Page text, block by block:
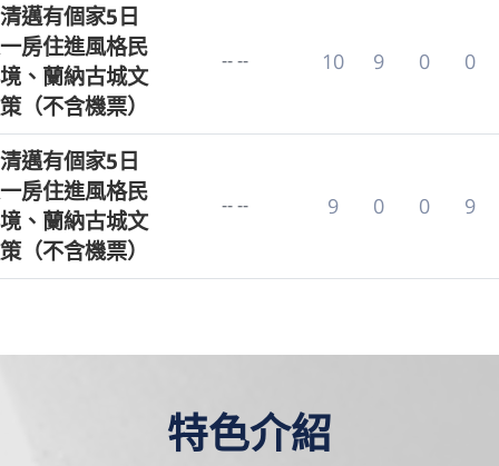
特色介紹
邁有個家5日
房住進風格民
、蘭納古城文
（不含機票）
-- -- 10 9 0 0
邁有個家5日
房住進風格民
、蘭納古城文
（不含機票）
-- -- 9 0 0 9